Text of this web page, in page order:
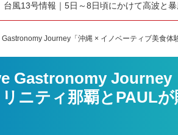
台風13号情報｜5日～8日頃にかけて高波と
Journey「沖縄 × イノベーティブ美食
Gastronomy Journey
ニティ那覇とPAUL